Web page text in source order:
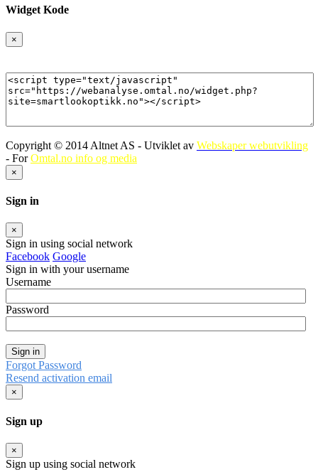
Widget Kode
×
Copyright © 2014 Altnet AS - Utviklet av Webskaper webutvikling
- ForOmtal.no info og media
×
Sign in
×
Sign in using social network
Facebook Google
Sign in with your username
Username
Password
Sign in
Forgot Password
Resend activation email
×
Sign up
×
Sign up using social network